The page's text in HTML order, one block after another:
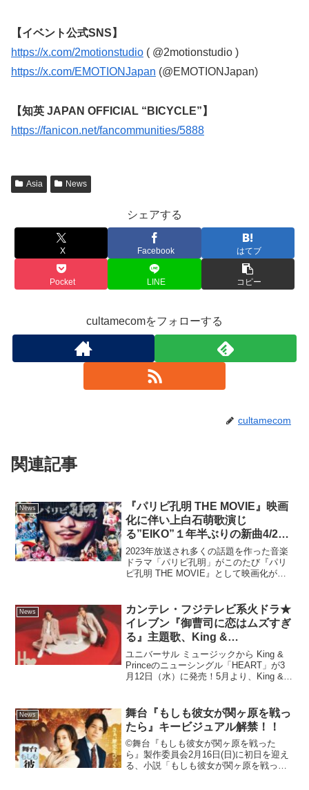
【イベント公式SNS】
https://x.com/2motionstudio ( @2motionstudio )
https://x.com/EMOTIONJapan (@EMOTIONJapan)
【知英 JAPAN OFFICIAL “BICYCLE”】
https://fanicon.net/fancommunities/5888
Asia News
シェアする
X Facebook はてブ
Pocket LINE コピー
cultamecomをフォローする
cultamecom
関連記事
News
『パリピ孔明 THE MOVIE』映画
化に伴い上白石萌歌演じ
る”EIKO”１年半ぶりの新曲4/23
に発売決定！！新曲「Count on
me」は、Saucy Dog・石原慎也
提供！！
2023年放送され多くの話題を作った音楽
ドラマ「パリピ孔明」がこのたび『パリ
ピ孔明 THE MOVIE』として映画化が決
作「DREAMER」も非常に多くの反応が
あった中...
News
カンテレ・フジテレビ系火ドラ★
イレブン『御曹司に恋はムズすぎ
る』主題歌、King &
Prince「HEART」 3月12日
（水）発売
ユニバーサル ミュージックから King &
Princeのニューシングル「HEART」が3
月12日（水）に発売！5月より、King &
News
舞台『もしも彼女が関ヶ原を戦っ
たら』キービジュアル解禁！！
©舞台『もしも彼女が関ヶ原を戦った
ら』製作委員会2月16日(日)に初日を迎え
る、小説「もしも彼女が関ヶ原を戦った